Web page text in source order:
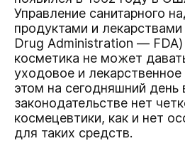
Управление санитарного
продуктами и
Drug Administration — FDA)
косметика не может
уходовое и
этом на сегодняшний день
законодательстве нет
космецевтики, как и нет
для таких средств.